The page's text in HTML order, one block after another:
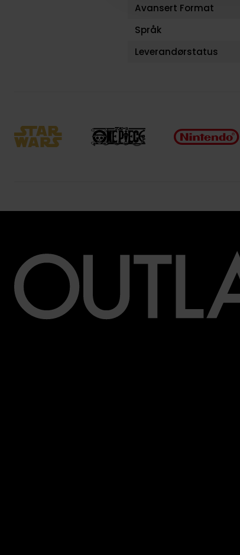
Avansert Format
Språk
Leverandørstatus